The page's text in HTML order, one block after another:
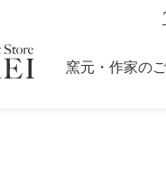
窯元・作家の